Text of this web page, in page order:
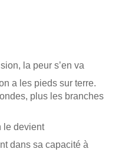
la peur s’en va
a les pieds sur terre.
plus les branches
le devient
dans sa capacité à